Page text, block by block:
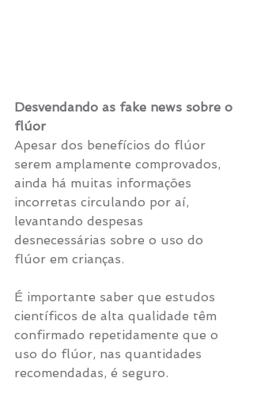
Desvendando as fake news sobre o
flúor
Apesar dos benefícios do flúor
serem amplamente comprovados,
ainda há muitas informações
incorretas circulando por aí,
levantando despesas
desnecessárias sobre o uso do
flúor em crianças.
É importante saber que estudos
científicos de alta qualidade têm
confirmado repetidamente que o
uso do flúor, nas quantidades
recomendadas, é seguro.